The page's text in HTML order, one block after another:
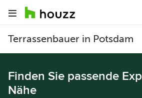
Terrassenbauer in Potsdam
Finden Sie passende
Nähe